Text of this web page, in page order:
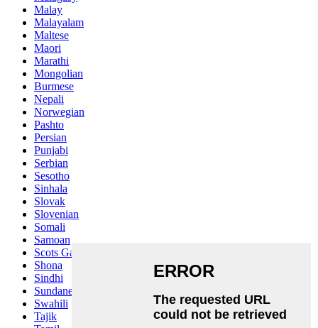
Malay
Malayalam
Maltese
Maori
Marathi
Mongolian
Burmese
Nepali
Norwegian
Pashto
Persian
Punjabi
Serbian
Sesotho
Sinhala
Slovak
Slovenian
Somali
Samoan
Scots Gaelic
Shona
Sindhi
Sundanese
Swahili
Tajik